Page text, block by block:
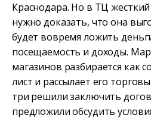
Краснодара. Но в ТЦ
нужно доказать, что она
будет вовремя ложить
посещаемость и доходы.
магазинов разбирается как
лист и рассылает его
три решили заключить
предложили обсудить